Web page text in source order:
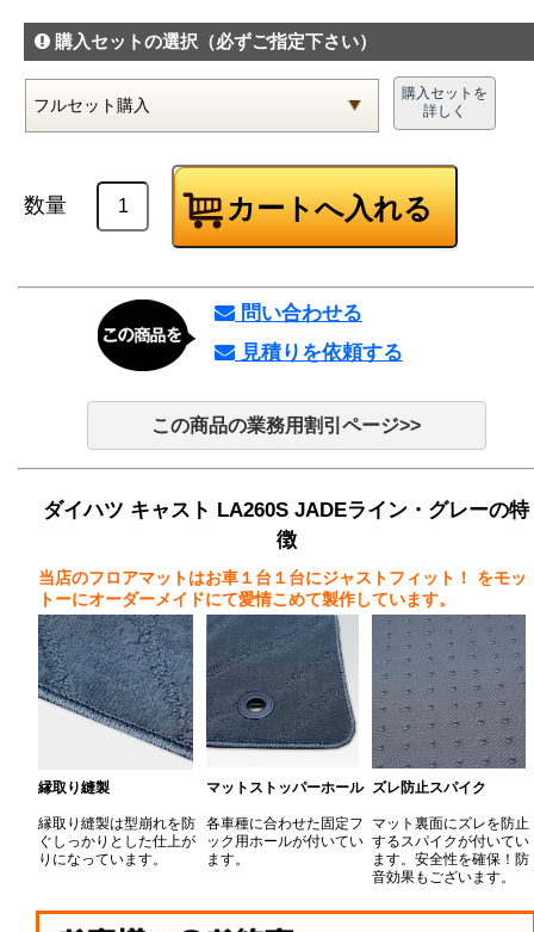
購入セットの選択 （必ずご指定下さい）
購入セットを
詳しく
数量
問い合わせる
見積りを依頼する
この商品の業務用割引ページ>>
ダイハツ キャスト LA260S JADEライン・グレーの特
徴
当店のフロアマットはお車１台１台にジャストフィット！
をモッ
トーにオーダーメイドにて愛情こめて製作しています。
縁取り縫製
縁取り縫製は型崩れを防
ぐしっかりとした仕上が
りになっています。
マットストッパーホール
各車種に合わせた固定フ
ック用ホールが付いてい
ます。
ズレ防止スパイク
マット裏面にズレを防止
するスパイクが付いてい
ます。安全性を確保！防
音効果もございます。